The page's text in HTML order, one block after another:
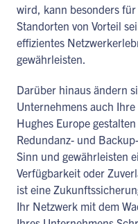
wird, kann besonders
Standorten von Vorteil
effizientes
gewährleisten.
Darüber hinaus ändern
Unternehmens auch
Hughes Europe
Redundanz- und
Sinn und gewährleisten
Verfügbarkeit oder
ist eine
Ihr Netzwerk mit dem